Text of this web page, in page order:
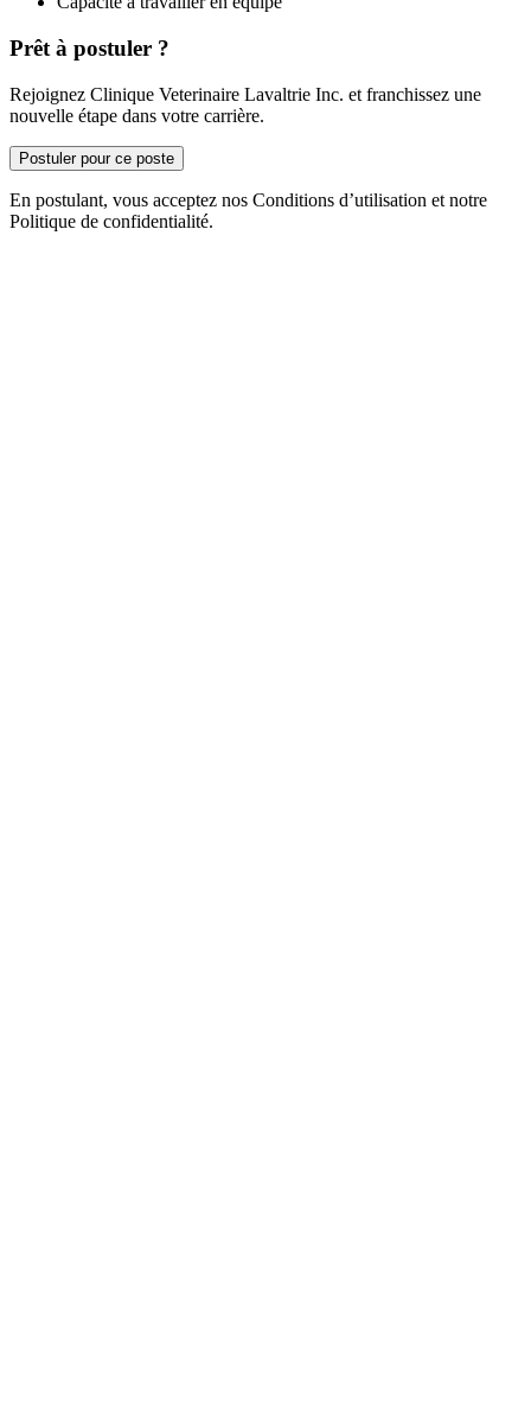
Prêt à postuler ?
Rejoignez Clinique Veterinaire Lavaltrie Inc. et franchissez une
nouvelle étape dans votre carrière.
Postuler pour ce poste
En postulant, vous acceptez nos Conditions d’utilisation et notre
Politique de confidentialité.